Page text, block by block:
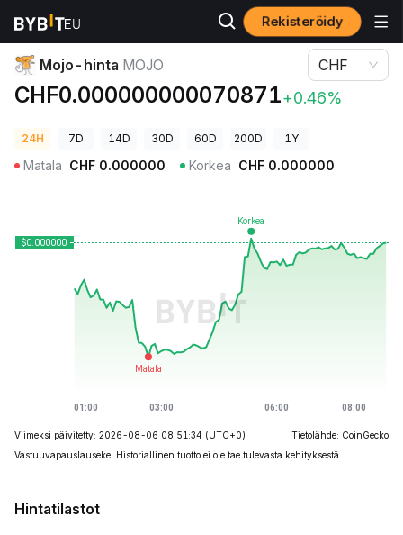
Rekisteröidy
Kryptohinnat
Mojo-hinta MOJO
CHF0.000000000070871+0.46%
CHF
24H 7D 14D 30D 60D 200D 1Y
Matala CHF 0.000000 Korkea CHF 0.000000
Viimeksi päivitetty: 2026-08-06 08:51:34 (UTC+0)
Tietolähde: CoinGecko
Vastuuvapauslauseke: Historiallinen tuotto ei ole tae tulevasta kehityksestä.
Hintatilastot